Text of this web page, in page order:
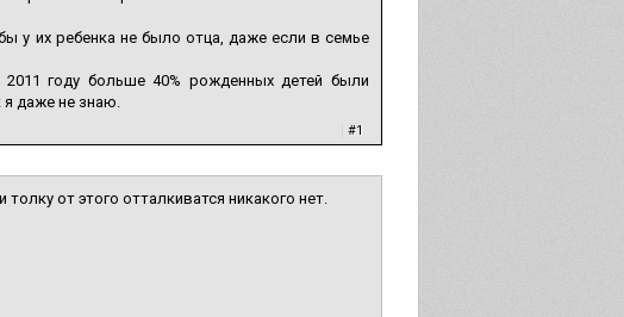
у их ребенка не было отца, даже если в семье
году больше 40% рожденных детей были
даже не знаю.
#1
от этого отталкиватся никакого нет.